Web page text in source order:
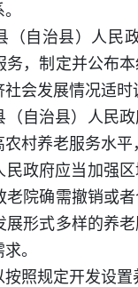
（自治县）人民
务，制定并公布
会发展情况适时
（自治县）人民
村养老服务水
民政府应当加强
老院确需撤销或
展形式多样的养
。
照规定开发设